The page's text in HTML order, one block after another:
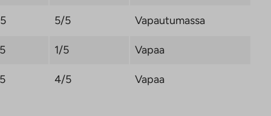
5/5 Vapautumassa
1/5 Vapaa
4/5 Vapaa